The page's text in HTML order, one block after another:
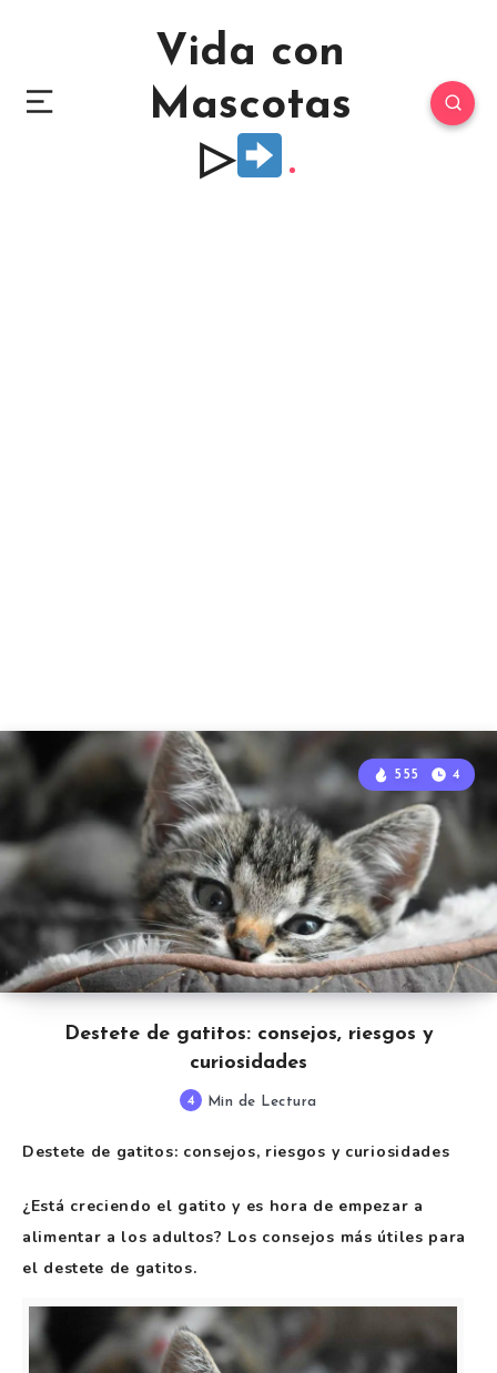
Vida con
Mascotas
▷
Destete de gatitos: consejos, riesgos y
curiosidades
555 4
4 Min de Lectura
Destete de gatitos: consejos, riesgos y curiosidades
¿Está creciendo el gatito y es hora de empezar a
alimentar a los adultos? Los consejos más útiles para
el destete de gatitos.